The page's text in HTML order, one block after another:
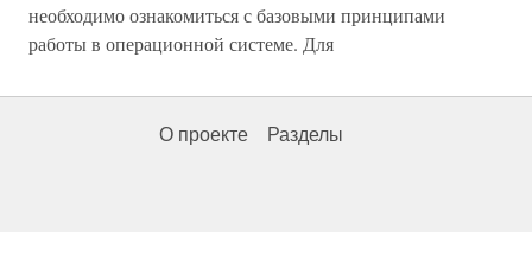
необходимо ознакомиться с базовыми принципами
работы в операционной системе. Для
О проекте Разделы